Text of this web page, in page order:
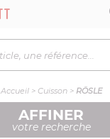
Accueil> Cuisson> RÖSLE
AFFINER
votre recherche